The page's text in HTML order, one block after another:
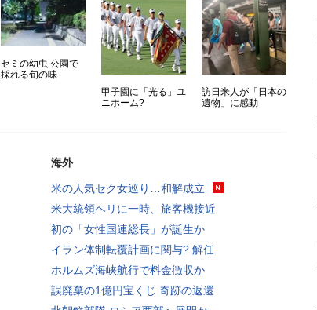
セミの幼虫 公園で
採れる旬の味
甲子園に「光る」ユ
ニホーム?
訪日米人が「日本の
遺物」に感動
海外
米の人気セク女巡り…和解成立
米大統領ヘリに一時、旅客機接近
初の「女性国連総長」が誕生か
イラン体制転覆計画に関与? 解任
ホルムズ海峡航行で料金徴収か
誤廃棄の1億円宝くじ 奇跡の返還